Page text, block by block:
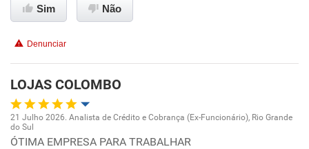
Não recomenda a diretoria
Sim Não
Denunciar
LOJAS COLOMBO
Oportunidade de promoção
21 Julho 2026. Analista de Crédito e Cobrança (Ex-Funcionário), Rio Grande
do Sul
ÓTIMA EMPRESA PARA TRABALHAR